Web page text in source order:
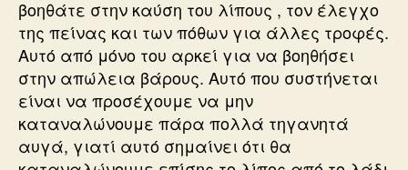
βοηθάτε στην καύση του λίπους , τον έλεγχο
της πείνας και των πόθων για άλλες τροφές.
Αυτό από μόνο του αρκεί για να βοηθήσει
στην απώλεια βάρους. Αυτό που συστήνεται
είναι να προσέχουμε να μην
καταναλώνουμε πάρα πολλά τηγανητά
αυγά, γιατί αυτό σημαίνει ότι θα